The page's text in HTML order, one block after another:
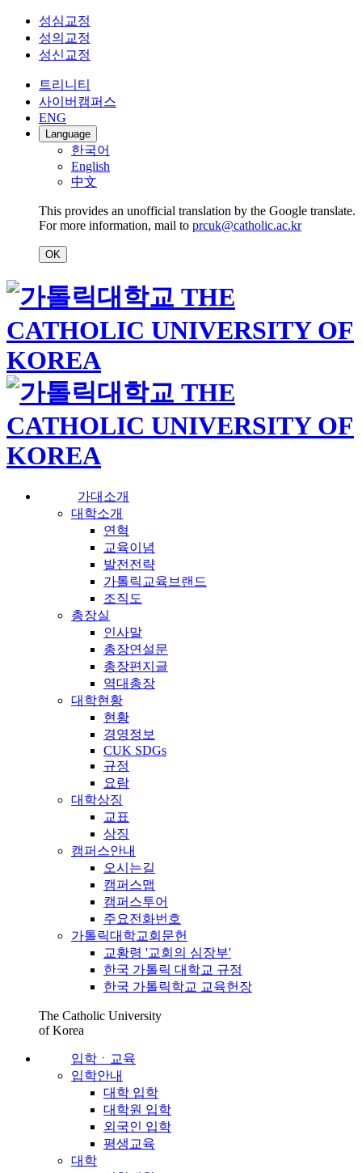
성심교정
성의교정
성신교정
트리니티
사이버캠퍼스
ENG
Language
한국어
English
中文
This provides an unofficial translation by the Google translate.
For more information, mail to prcuk@catholic.ac.kr
OK
가대소개
대학소개
연혁
교육이념
발전전략
가톨릭교육브랜드
조직도
총장실
인사말
총장연설문
총장편지글
역대총장
대학현황
현황
경영정보
CUK SDGs
규정
요람
대학상징
교표
상징
캠퍼스안내
오시는길
캠퍼스맵
캠퍼스투어
주요전화번호
가톨릭대학교회문헌
교황령 '교회의 심장부'
한국 가톨릭 대학교 규정
한국 가톨릭학교 교육헌장
The Catholic University
of Korea
입학ㆍ교육
입학안내
대학 입학
대학원 입학
외국인 입학
평생교육
대학